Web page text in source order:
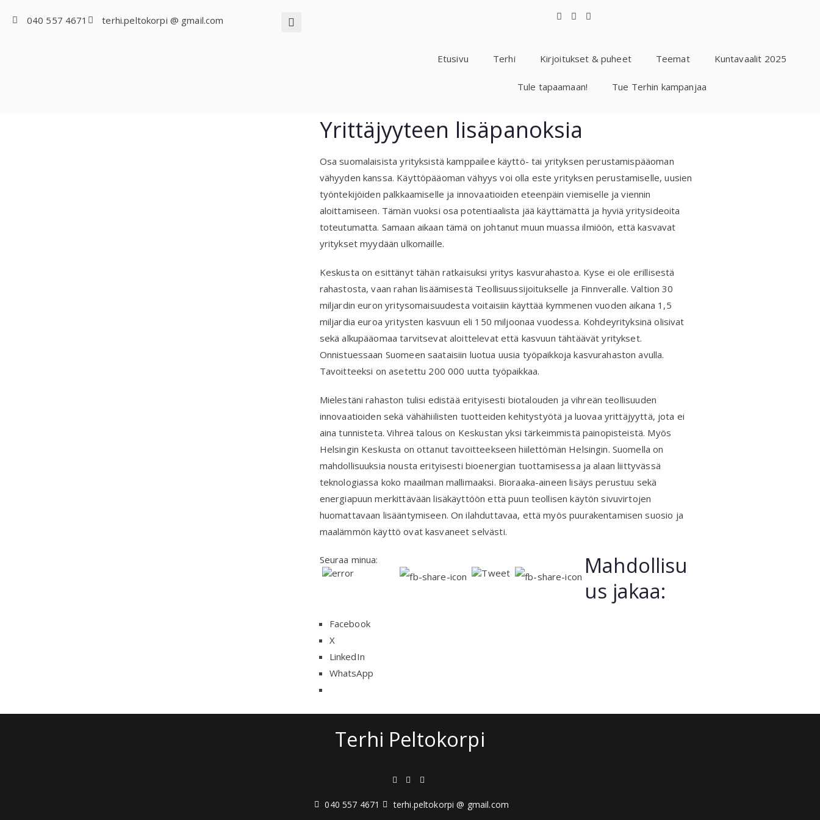
040 557 4671 terhi.peltokorpi @ gmail.com
Etusivu Terhi Kirjoitukset & puheet Teemat Kuntavaalit 2025
Tule tapaamaan! Tue Terhin kampanjaa
Yrittäjyyteen lisäpanoksia
Osa suomalaisista yrityksistä kamppailee käyttö- tai yrityksen perustamispääoman
vähyyden kanssa. Käyttöpääoman vähyys voi olla este yrityksen perustamiselle, uusien
työntekijöiden palkkaamiselle ja innovaatioiden eteenpäin viemiselle ja viennin
aloittamiseen. Tämän vuoksi osa potentiaalista jää käyttämättä ja hyviä yritysideoita
toteutumatta. Samaan aikaan tämä on johtanut muun muassa ilmiöön, että kasvavat
yritykset myydään ulkomaille.
Keskusta on esittänyt tähän ratkaisuksi yritys kasvurahastoa. Kyse ei ole erillisestä
rahastosta, vaan rahan lisäämisestä Teollisuussijoitukselle ja Finnveralle. Valtion 30
miljardin euron yritysomaisuudesta voitaisiin käyttää kymmenen vuoden aikana 1,5
miljardia euroa yritysten kasvuun eli 150 miljoonaa vuodessa. Kohdeyrityksinä olisivat
sekä alkupääomaa tarvitsevat aloittelevat että kasvuun tähtäävät yritykset.
Onnistuessaan Suomeen saataisiin luotua uusia työpaikkoja kasvurahaston avulla.
Tavoitteeksi on asetettu 200 000 uutta työpaikkaa.
Mielestäni rahaston tulisi edistää erityisesti biotalouden ja vihreän teollisuuden
innovaatioiden sekä vähähiilisten tuotteiden kehitystyötä ja luovaa yrittäjyyttä, jota ei
aina tunnisteta. Vihreä talous on Keskustan yksi tärkeimmistä painopisteistä. Myös
Helsingin Keskusta on ottanut tavoitteekseen hiilettömän Helsingin. Suomella on
mahdollisuuksia nousta erityisesti bioenergian tuottamisessa ja alaan liittyvässä
teknologiassa koko maailman mallimaaksi. Bioraaka-aineen lisäys perustuu sekä
energiapuun merkittävään lisäkäyttöön että puun teollisen käytön sivuvirtojen
huomattavaan lisääntymiseen. On ilahduttavaa, että myös puurakentamisen suosio ja
maalämmön käyttö ovat kasvaneet selvästi.
Seuraa minua:
Mahdollisu
us jakaa:
Facebook
X
LinkedIn
WhatsApp
Terhi Peltokorpi
040 557 4671 terhi.peltokorpi @ gmail.com